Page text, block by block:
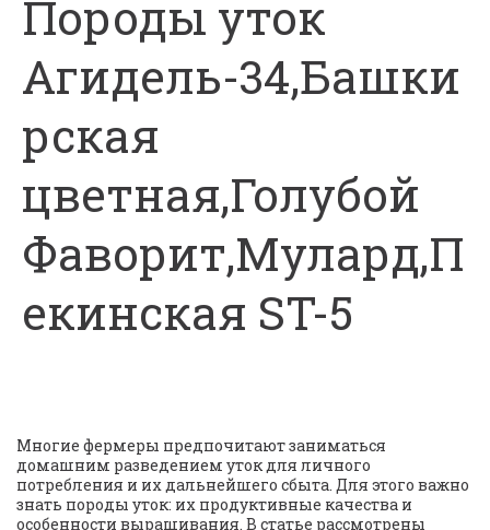
Породы уток
Агидель-34,Башки
рская
цветная,Голубой
Фаворит,Мулард,П
екинская ST-5
Многие фермеры предпочитают заниматься
домашним разведением уток для личного
потребления и их дальнейшего сбыта. Для этого важно
знать породы уток: их продуктивные качества и
особенности выращивания. В статье рассмотрены